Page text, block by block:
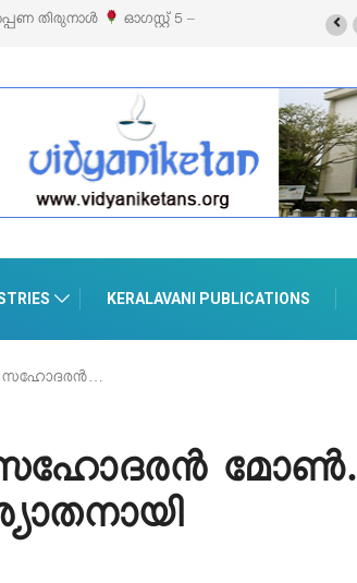
എക്സിബിഷനും സെയിലും ഓഗസ്റ്റ് 8-ന്
KERALAVANI PUBLICATIONS
സഹോദരൻ…
സഹോദരൻ മോൺ.